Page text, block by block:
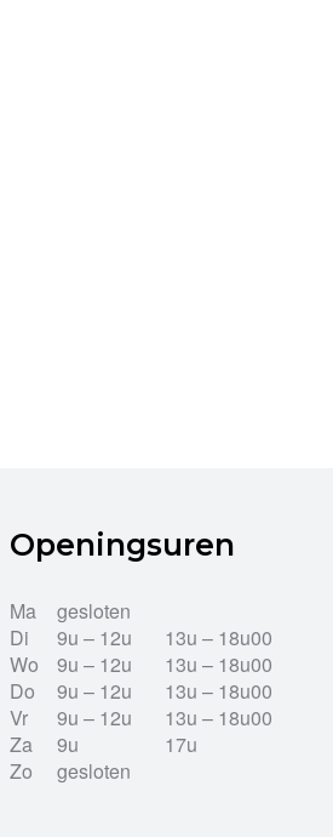
Openingsuren
Ma
gesloten
Di
9u – 12u
13u – 18u00
Wo
9u – 12u
13u – 18u00
Do
9u – 12u
13u – 18u00
Vr
9u – 12u
13u – 18u00
Za
9u
17u
Zo
gesloten